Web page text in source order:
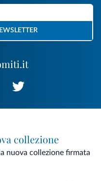
collezione
nuova collezione firmata